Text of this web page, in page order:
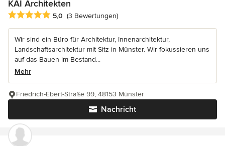
KAI Architekten
Durchschnittliche Bewertung: 5 von 5 Sternen
5,0 (3 Bewertungen)
Wir sind ein Büro für Architektur, Innenarchitektur,
Landschaftsarchitektur mit Sitz in Münster. Wir fokussieren uns
auf das Bauen im Bestand...
Mehr
Nachricht
Friedrich-Ebert-Straße 99, 48153 Münster